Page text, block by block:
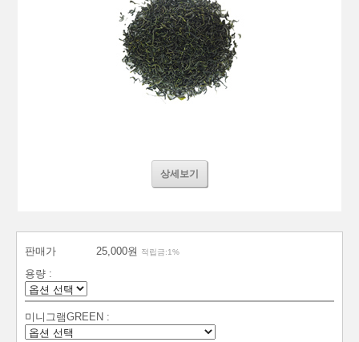
상세보기
판매가 25,000원 적립금:1%
용량 :
미니그램GREEN :